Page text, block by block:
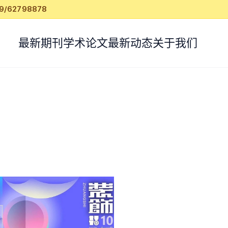
62798878
最新期刊 学术论文最新动态关于我们